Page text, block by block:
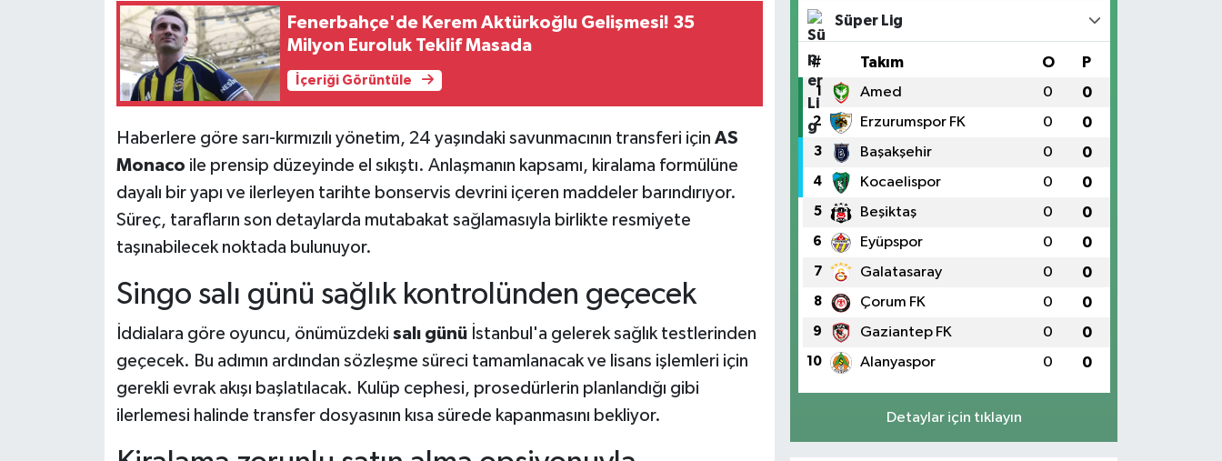
Fenerbahçe'de Kerem Aktürkoğlu Gelişmesi! 35
Milyon Euroluk Teklif Masada
İçeriği Görüntüle
Haberlere göre sarı-kırmızılı yönetim, 24 yaşındaki savunmacının transferi için AS
Monaco ile prensip düzeyinde el sıkıştı. Anlaşmanın kapsamı, kiralama formülüne
dayalı bir yapı ve ilerleyen tarihte bonservis devrini içeren maddeler barındırıyor.
Süreç, tarafların son detaylarda mutabakat sağlamasıyla birlikte resmiyete
taşınabilecek noktada bulunuyor.
Singo salı günü sağlık kontrolünden geçecek
İddialara göre oyuncu, önümüzdeki salı günüİstanbul'a gelerek sağlık testlerinden
geçecek. Bu adımın ardından sözleşme süreci tamamlanacak ve lisans işlemleri için
gerekli evrak akışı başlatılacak. Kulüp cephesi, prosedürlerin planlandığı gibi
ilerlemesi halinde transfer dosyasının kısa sürede kapanmasını bekliyor.
Süper Lig
# Takım O P
1 Amed 0 0
2 Erzurumspor FK 0 0
3 Başakşehir 0 0
4 Kocaelispor 0 0
5 Beşiktaş 0 0
6 Eyüpspor 0 0
7 Galatasaray 0 0
8 Çorum FK 0 0
9 Gaziantep FK 0 0
10 Alanyaspor 0 0
Detaylar için tıklayın